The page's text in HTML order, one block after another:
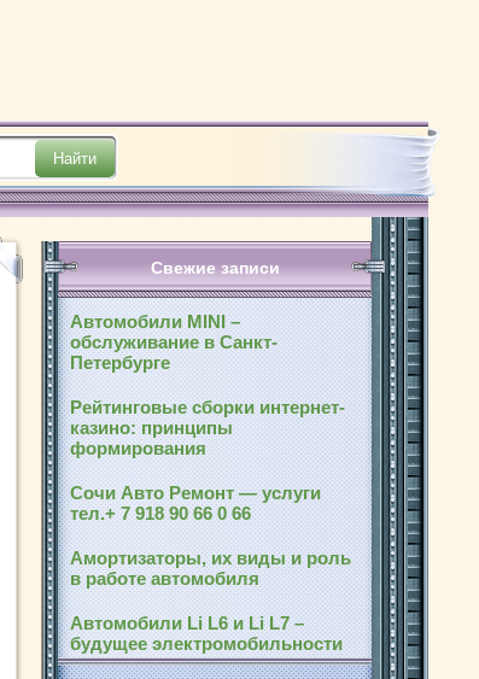
Свежие записи
Автомобили MINI –
обслуживание в Санкт-
Петербурге
Рейтинговые сборки интернет-
казино: принципы
формирования
Сочи Авто Ремонт — услуги
тел.+ 7 918 90 66 0 66
Амортизаторы, их виды и роль
в работе автомобиля
Автомобили Li L6 и Li L7 –
будущее электромобильности